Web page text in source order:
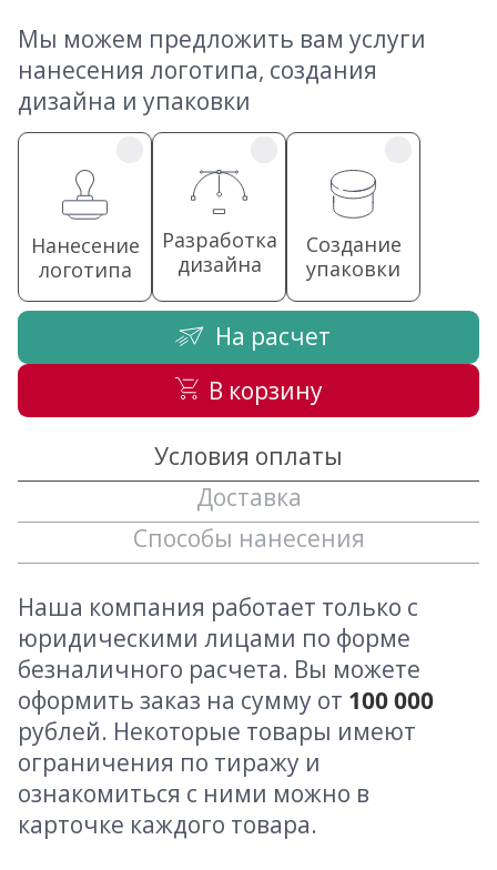
Мы можем предложить вам услуги
нанесения логотипа, создания
дизайна и упаковки
Нанесение
логотипа
Разработка
дизайна
Создание
упаковки
На расчет
В корзину
Условия оплаты
Доставка
Способы нанесения
Наша компания работает только с
юридическими лицами по форме
безналичного расчета. Вы можете
оформить заказ на сумму от 100 000
рублей. Некоторые товары имеют
ограничения по тиражу и
ознакомиться с ними можно в
карточке каждого товара.